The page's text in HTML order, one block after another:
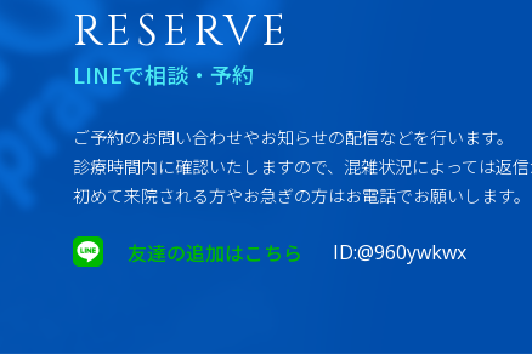
RESERVE
LINEで相談・予約
ご予約のお問い合わせやお知らせの配信などを行います。
診療時間内に確認いたしますので、混雑状況によっては返
初めて来院される方やお急ぎの方はお電話でお願いします。
友達の追加はこちら ID:@960ywkwx